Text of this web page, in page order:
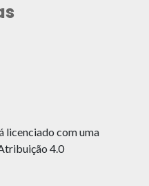
licenciado com uma
4.0